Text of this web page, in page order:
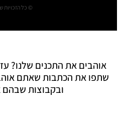
© כל הזכויות
אוהבים את התכנים שלנו?
שתפו את הכתבות שאתם
ובקבוצות שבהם